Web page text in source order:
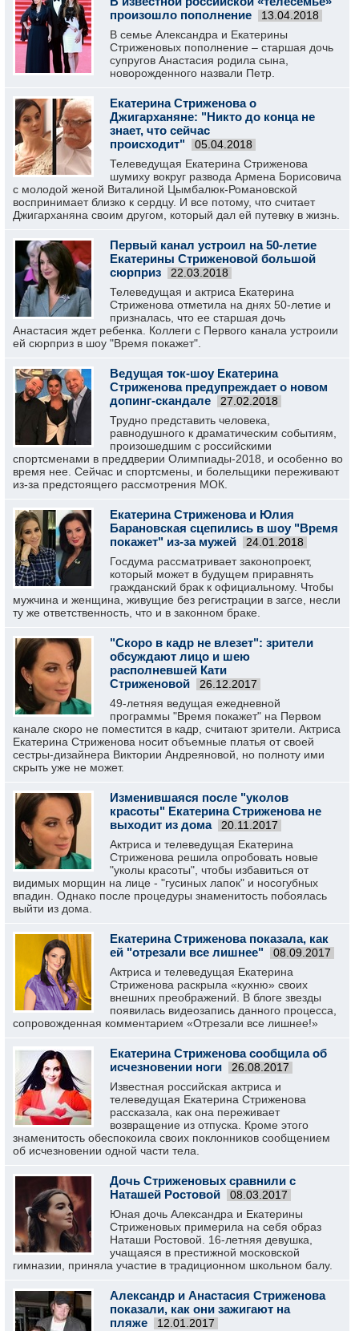
произошло пополнение
13.04.2018
В семье Александра и Екатерины
Стриженовых пополнение – старшая дочь
супругов Анастасия родила сына,
новорожденного назвали Петр.
Екатерина Стриженова о
Джигарханяне: "Никто до конца не
знает, что сейчас
происходит"
05.04.2018
Телеведущая Екатерина Стриженова
шумиху вокруг развода Армена Борисовича
с молодой женой Виталиной Цымбалюк-Романовской
воспринимает близко к сердцу. И все потому, что считает
Джигарханяна своим другом, который дал ей путевку в жизнь.
Первый канал устроил на 50-летие
Екатерины Стриженовой большой
сюрприз
22.03.2018
Телеведущая и актриса Екатерина
Стриженова отметила на днях 50-летие и
призналась, что ее старшая дочь
Анастасия ждет ребенка. Коллеги с Первого канала устроили
ей сюрприз в шоу "Время покажет".
Ведущая ток-шоу Екатерина
Стриженова предупреждает о новом
допинг-скандале
27.02.2018
Трудно представить человека,
равнодушного к драматическим событиям,
произошедшим с российскими
спортсменами в преддверии Олимпиады-2018, и особенно во
время нее. Сейчас и спортсмены, и болельщики переживают
из-за предстоящего рассмотрения МОК.
Екатерина Стриженова и Юлия
Барановская сцепились в шоу "Время
покажет" из-за мужей
24.01.2018
Госдума рассматривает законопроект,
который может в будущем приравнять
гражданский брак к официальному. Чтобы
мужчина и женщина, живущие без регистрации в загсе, несли
ту же ответственность, что и в законном браке.
"Скоро в кадр не влезет": зрители
обсуждают лицо и шею
располневшей Кати
Стриженовой
26.12.2017
49-летняя ведущая ежедневной
программы "Время покажет" на Первом
канале скоро не поместится в кадр, считают зрители. Актриса
Екатерина Стриженова носит объемные платья от своей
сестры-дизайнера Виктории Андреяновой, но полноту ими
скрыть уже не может.
Изменившаяся после "уколов
красоты" Екатерина Стриженова не
выходит из дома
20.11.2017
Актриса и телеведущая Екатерина
Стриженова решила опробовать новые
"уколы красоты", чтобы избавиться от
видимых морщин на лице - "гусиных лапок" и носогубных
впадин. Однако после процедуры знаменитость побоялась
выйти из дома.
Екатерина Стриженова показала, как
ей "отрезали все лишнее"
08.09.2017
Актриса и телеведущая Екатерина
Стриженова раскрыла «кухню» своих
внешних преображений. В блоге звезды
появилась видеозапись данного процесса,
сопровожденная комментарием «Отрезали все лишнее!»
Екатерина Стриженова сообщила об
исчезновении ноги
26.08.2017
Известная российская актриса и
телеведущая Екатерина Стриженова
рассказала, как она переживает
возвращение из отпуска. Кроме этого
знаменитость обеспокоила своих поклонников сообщением
об исчезновении одной части тела.
Дочь Стриженовых сравнили с
Наташей Ростовой
08.03.2017
Юная дочь Александра и Екатерины
Стриженовых примерила на себя образ
Наташи Ростовой. 16-летняя девушка,
учащаяся в престижной московской
гимназии, приняла участие в традиционном школьном балу.
Александр и Анастасия Стриженова
показали, как они зажигают на
пляже
12.01.2017